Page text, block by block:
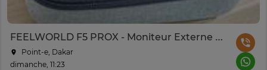
FEELWORLD F5 PROX - Moniteur Externe 4K High-Bright
Point-e, Dakar
dimanche, 11:23